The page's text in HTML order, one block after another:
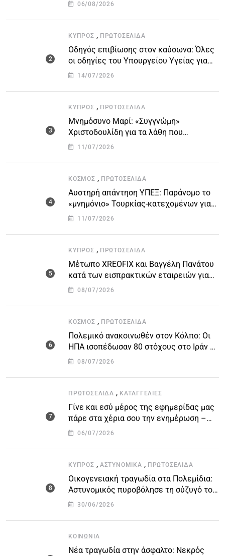
06/08/2026
ΚΎΠΡΟΣ , ΠΡΩΤΟΣΈΛΙΔΑ
Οδηγός επιβίωσης στον καύσωνα: Όλες
οι οδηγίες του Υπουργείου Υγείας για
τις υψηλές θερμοκρασίες
14/07/2026
ΚΎΠΡΟΣ , ΠΡΩΤΟΣΈΛΙΔΑ
Μνημόσυνο Μαρί: «Συγγνώμη»
Χριστοδουλίδη για τα λάθη που
οδήγησαν στην τραγωδία
11/07/2026
ΚΌΣΜΟΣ , ΠΡΩΤΟΣΈΛΙΔΑ
Αυστηρή απάντηση ΥΠΕΞ: Παράνομο το
«μνημόνιο» Τουρκίας-κατεχομένων για
τον υποθαλάσσιο αγωγό
11/07/2026
ΚΎΠΡΟΣ , ΠΡΩΤΟΣΈΛΙΔΑ
Μέτωπο XREOFIX και Βαγγέλη Πανάτου
κατά των εισπρακτικών εταιρειών για
την προστασία των δανειοληπτών
08/07/2026
ΚΌΣΜΟΣ , ΠΡΩΤΟΣΈΛΙΔΑ
Πολεμικό ανακοινωθέν στον Κόλπο: Οι
ΗΠΑ ισοπέδωσαν 80 στόχους στο Ιράν –
Μπαράζ επιθέσεων σε αμερικανικές
08/07/2026
ΠΡΩΤΟΣΈΛΙΔΑ , ΚΑΤΑΓΓΕΛΙΕΣ
Γίνε και εσύ μέρος της εφημερίδας μας
πάρε στα χέρια σου την ενημέρωση –
στείλε το δικό σου άρθρο την δική σου
06/07/2026
ΚΎΠΡΟΣ , ΑΣΤΥΝΟΜΙΚΆ , ΠΡΩΤΟΣΈΛΙΔΑ
Οικογενειακή τραγωδία στα Πολεμίδια:
Αστυνομικός πυροβόλησε τη σύζυγό του
και αυτοκτόνησε
30/06/2026
ΚΟΙΝΩΝΊΑ
Νέα τραγωδία στην άσφαλτο: Νεκρός